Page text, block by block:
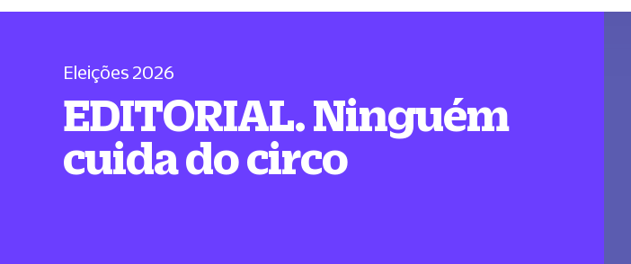
Eleições 2026
EDITORIAL. Ninguém
cuida do circo